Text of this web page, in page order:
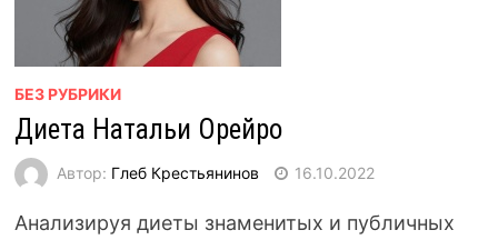
БЕЗ РУБРИКИ
Диета Натальи Орейро
Автор: Глеб Крестьянинов 16.10.2022
Анализируя диеты знаменитых и публичных